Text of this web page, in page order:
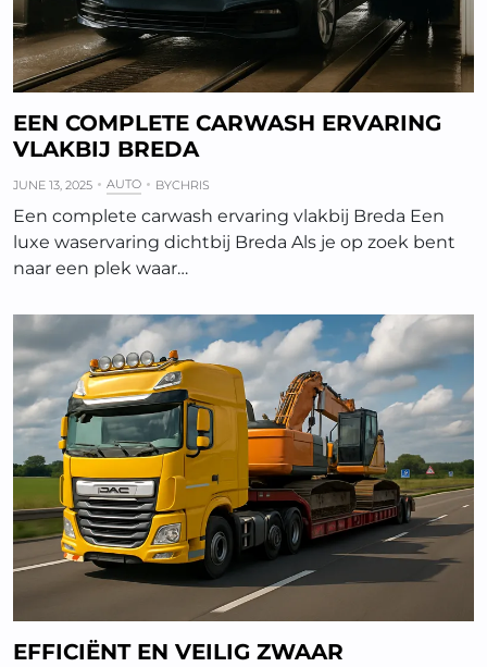
EEN COMPLETE CARWASH ERVARING
VLAKBIJ BREDA
JUNE 13, 2025 AUTO BYCHRIS
Een complete carwash ervaring vlakbij Breda Een
luxe waservaring dichtbij Breda Als je op zoek bent
naar een plek waar…
EFFICIËNT EN VEILIG ZWAAR